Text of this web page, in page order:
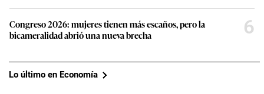
Congreso 2026: mujeres tienen más escaños, pero la
bicameralidad abrió una nueva brecha
6
Lo último en Economía